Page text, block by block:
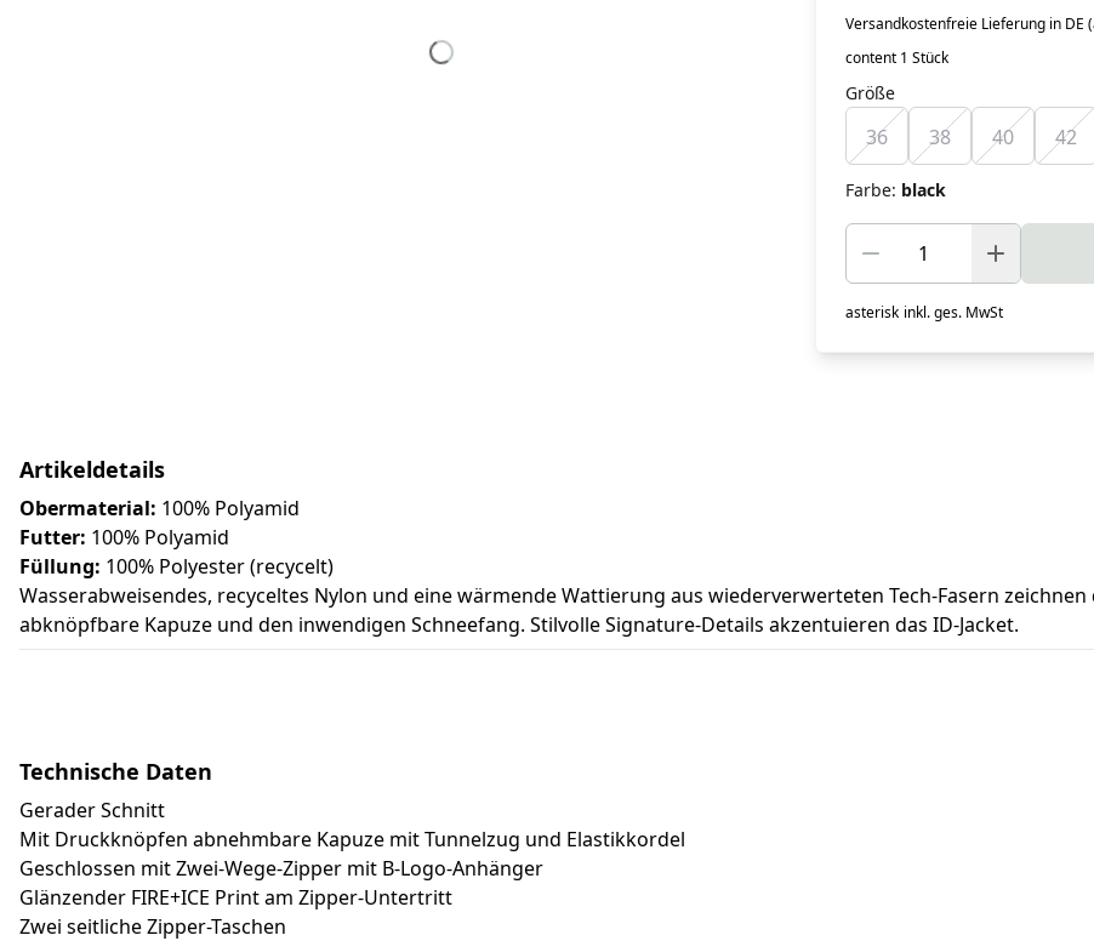
Versandkostenfreie Lieferung in DE
content 1 Stück
Größe
36 38 40 42
Farbe: black
asterisk inkl. ges. MwSt
Artikeldetails
Obermaterial: 100% Polyamid
Futter: 100% Polyamid
Füllung: 100% Polyester (recycelt)
Wasserabweisendes, recyceltes Nylon und eine wärmende Wattierung aus wiederverwerteten Tech-Fasern
abknöpfbare Kapuze und den inwendigen Schneefang. Stilvolle Signature-Details akzentuieren das ID-Jacket.
Technische Daten
Gerader Schnitt
Mit Druckknöpfen abnehmbare Kapuze mit Tunnelzug und Elastikkordel
Geschlossen mit Zwei-Wege-Zipper mit B-Logo-Anhänger
Glänzender FIRE+ICE Print am Zipper-Untertritt
Zwei seitliche Zipper-Taschen